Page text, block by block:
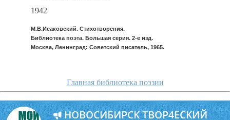
1942
М.В.Исаковский. Стихотворения.
Библиотека поэта. Большая серия. 2-е изд.
Москва, Ленинград: Советский писатель, 1965.
Главная библиотека поэзии